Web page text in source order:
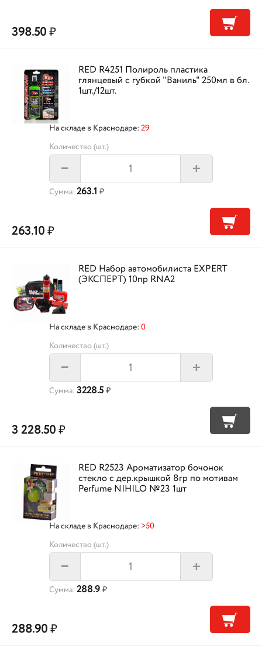
398.50₽
RED R4251 Полироль пластика
глянцевый с губкой "Ваниль" 250мл в бл.
1шт./12шт.
На складе в Краснодаре: 29
Количество (шт.)
– +
Сумма: 263.1 ₽
263.10₽
RED Набор автомобилиста EXPERT
(ЭКСПЕРТ) 10пр RNA2
На складе в Краснодаре: 0
Количество (шт.)
– +
Сумма: 3228.5 ₽
3 228.50₽
RED R2523 Ароматизатор бочонок
стекло с дер.крышкой 8гр по мотивам
Perfume NIHILO №23 1шт
На складе в Краснодаре: >50
Количество (шт.)
– +
Сумма: 288.9 ₽
288.90₽